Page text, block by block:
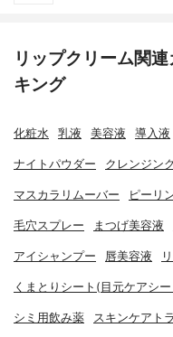
リップクリーム関
キング
化粧水 乳液 美容液 導入液
ナイトパウダー クレンジン
マスカラリムーバー ピーリ
毛穴スプレー まつげ美容液
アイシャンプー 唇美容液
くまとりシート(目元ケアシ
シミ用飲み薬 スキンケアト